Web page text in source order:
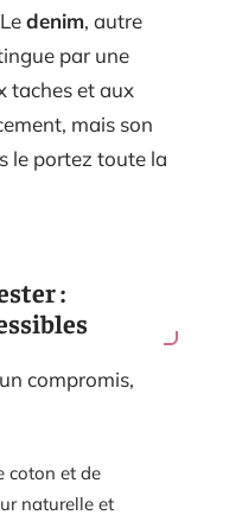
denim, autre
par une
taches et aux
mais son
le portez toute la
:
compromis,
coton et de
naturelle et